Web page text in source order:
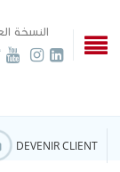
النسخة
DEVENIR CLIENT